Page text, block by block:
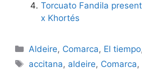
Torcuato Fandila
x Khortés
Categorías
Aldeire, Comarca, El tiempo
Etiquetas
accitana, aldeire, Comarca,